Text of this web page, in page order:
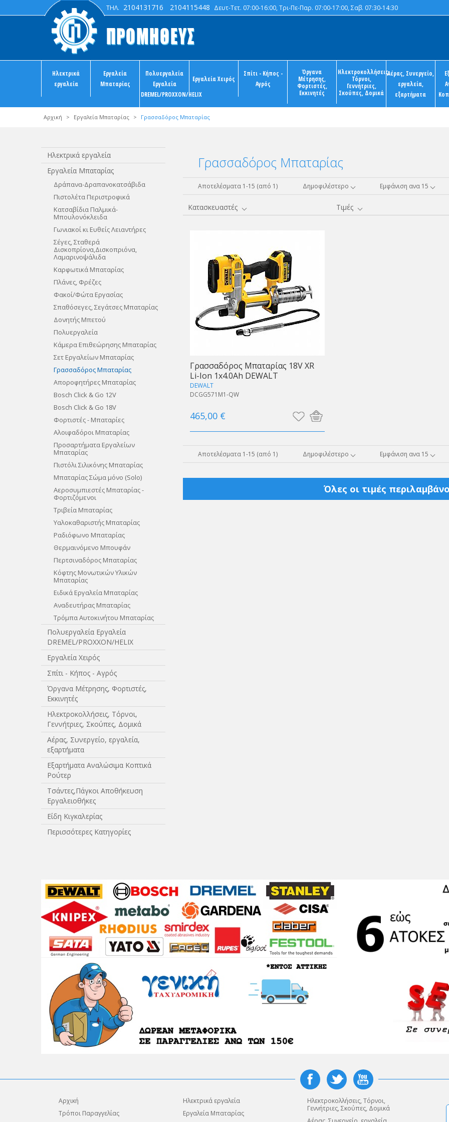
ΤΗΛ. 2104131716 2104115448 Δευτ-Τετ. 07:00-16:00, Τρι-Πε-Παρ. 07:00-17:00, Σαβ. 07:30-14:30
Ηλεκτρικά
εργαλεία
Εργαλεία
Μπαταρίας
Πολυεργαλεία
Εργαλεία
DREMEL/PROXXON/HELIX
Εργαλεία Χειρός
Σπίτι - Κήπος -
Αγρός
Όργανα
Μέτρησης,
Φορτιστές,
Εκκινητές
Ηλεκτροκολλήσεις,
Τόρνοι,
Γεννήτριες,
Σκούπες, Δομικά
Αέρας, Συνεργείο,
εργαλεία,
εξαρτήματα
Αρχική > Εργαλεία Μπαταρίας > Γρασσαδόρος Μπαταρίας
Ηλεκτρικά εργαλεία
Εργαλεία Μπαταρίας
Δράπανα-Δραπανοκατσάβιδα
Πιστολέτα Περιστροφικά
Κατσαβίδια Παλμικά-
Μπουλονόκλειδα
Γωνιακοί κι Ευθείς Λειαντήρες
Σέγες, Σταθερά
Δισκοπρίονα,Δισκοπριόνα,
Λαμαρινοψάλιδα
Καρφωτικά Μπαταρίας
Πλάνες, Φρέζες
Φακοί/Φώτα Εργασίας
Σπαθόσεγες, Σεγάτσες Μπαταρίας
Δονητής Μπετού
Πολυεργαλεία
Κάμερα Επιθεώρησης Μπαταρίας
Σετ Εργαλείων Μπαταρίας
Γρασσαδόρος Μπαταρίας
Αποροφητήρες Μπαταρίας
Bosch Click & Go 12V
Bosch Click & Go 18V
Φορτιστές - Μπαταρίες
Αλοιφαδόροι Μπαταρίας
Προσαρτήματα Εργαλείων
Μπαταρίας
Πιστόλι Σιλικόνης Μπαταρίας
Μπαταρίας Σώμα μόνο (Solo)
Αεροσυμπιεστές Μπαταρίας -
Φορτιζόμενοι
Τριβεία Μπαταρίας
Yαλοκαθαριστής Μπαταρίας
Ραδιόφωνο Μπαταρίας
Θερμαινόμενο Μπουφάν
Περτσιναδόρος Μπαταρίας
Κόφτης Μονωτικών Υλικών
Μπαταρίας
Ειδικά Εργαλεία Μπαταρίας
Aναδευτήρας Μπαταρίας
Τρόμπα Αυτοκινήτου Μπαταρίας
Πολυεργαλεία Εργαλεία
DREMEL/PROXXON/HELIX
Εργαλεία Χειρός
Σπίτι - Κήπος - Αγρός
Όργανα Μέτρησης, Φορτιστές,
Εκκινητές
Ηλεκτροκολλήσεις, Τόρνοι,
Γεννήτριες, Σκούπες, Δομικά
Αέρας, Συνεργείο, εργαλεία,
εξαρτήματα
Εξαρτήματα Αναλώσιμα Κοπτικά
Ρούτερ
Τσάντες,Πάγκοι Αποθήκευση
Εργαλειοθήκες
Είδη Κιγκαλερίας
Περισσότερες Κατηγορίες
Γρασσαδόρος Μπαταρίας
Αποτελέσματα 1-15 (από 1) Δημοφιλέστερο Εμφάνιση ανα 15
Κατασκευαστές Τιμές
Γρασσαδόρος Μπαταρίας 18V XR
Li-Ion 1x4.0Ah DEWALT
DEWALT
DCGG571M1-QW
465,00 €
Αποτελέσματα 1-15 (από 1) Δημοφιλέστερο Εμφάνιση ανα 15
Όλες οι τιμές
Αρχική
Τρόποι Παραγγελίας
Ηλεκτρικά εργαλεία
Εργαλεία Μπαταρίας
Ηλεκτροκολλήσεις, Τόρνοι,
Γεννήτριες, Σκούπες, Δομικά